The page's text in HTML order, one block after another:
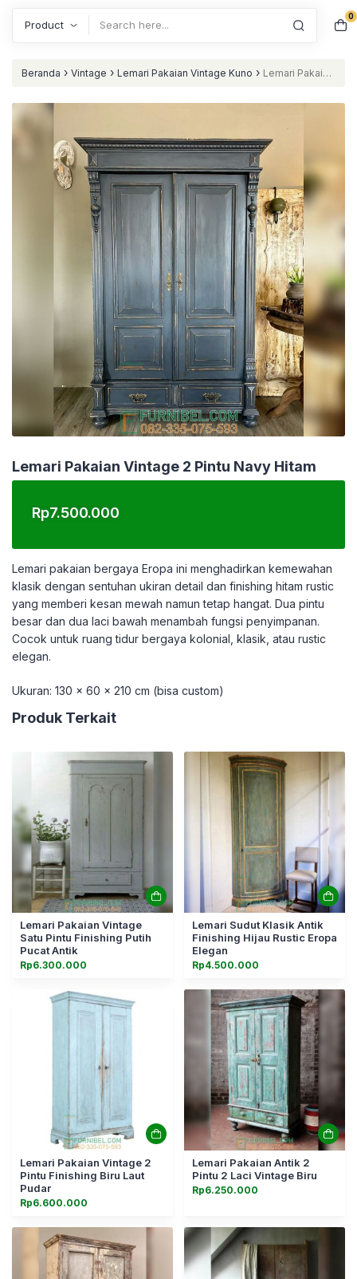
0
Beranda › Vintage › Lemari Pakaian Vintage Kuno › Lemari Pakaian
Lemari Pakaian Vintage 2 Pintu Navy Hitam
Rp7.500.000
Lemari pakaian bergaya Eropa ini menghadirkan kemewahan
klasik dengan sentuhan ukiran detail dan finishing hitam rustic
yang memberi kesan mewah namun tetap hangat. Dua pintu
besar dan dua laci bawah menambah fungsi penyimpanan.
Cocok untuk ruang tidur bergaya kolonial, klasik, atau rustic
elegan.
Ukuran: 130 x 60 x 210 cm (bisa custom)
Produk Terkait
Lemari Pakaian Vintage
Satu Pintu Finishing Putih
Pucat Antik
Rp6.300.000
Lemari Sudut Klasik Antik
Finishing Hijau Rustic Eropa
Elegan
Rp4.500.000
Lemari Pakaian Vintage 2
Pintu Finishing Biru Laut
Pudar
Rp6.600.000
Lemari Pakaian Antik 2
Pintu 2 Laci Vintage Biru
Rp6.250.000